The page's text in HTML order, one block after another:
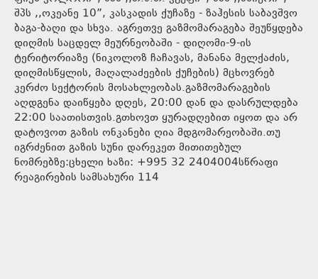
შპს ,,ოკეანე 10”, კასკადის ქუჩაზე - ზაჰესის საბავშვო
ბაგა-ბაღი და სხვა. აგრეთვე გაზმომარაგება შეუწყდება
დიღმის საცდელ მეურნეობაში - დიღომი-9-ის
ტერიტორიაზე (ნიკოლოზ ჩაჩავას, მანანა მელქაძის,
დიღმისწყლის, მაღალაძეების ქუჩების) მცხოვრებ
კერძო სექტორის მოსახლეობას.გაზმომარაგების
აღდგენა დაიწყება დღეს, 20:00 დან და დასრულდება
22:00 საათისთვის.გთხოვთ ყურადღებით იყოთ და არ
დატოვოთ გაზის ონკანები ღია მდგომარეობაში.თუ
იგრძენით გაზის სუნი დარეკეთ მითითებულ
ნომრებზე:ცხელი ხაზი: +995 32 2404004სწრაფი
რეაგირების სამსახური 114